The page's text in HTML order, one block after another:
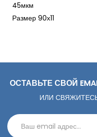
45мкм
Размер 90х11
ОСТАВЬТЕ СВОЙ
ИЛИ